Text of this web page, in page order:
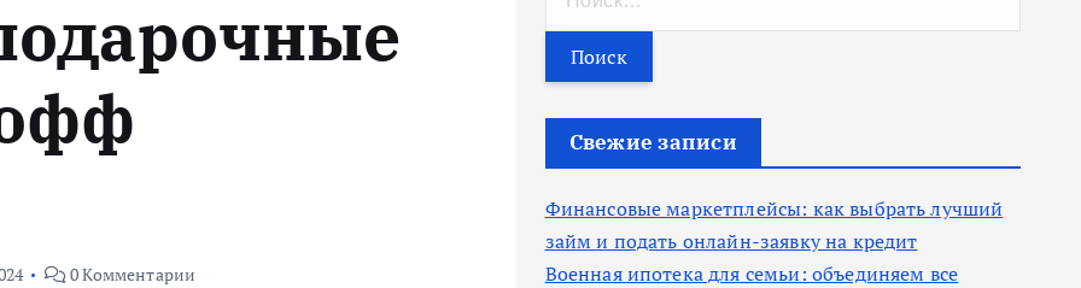
0 Комментарии
т
и
Свежие записи
Финансовые маркетплейсы: как выбрать лучший
займ и подать онлайн-заявку на кредит
Военная ипотека для семьи: объединяем все